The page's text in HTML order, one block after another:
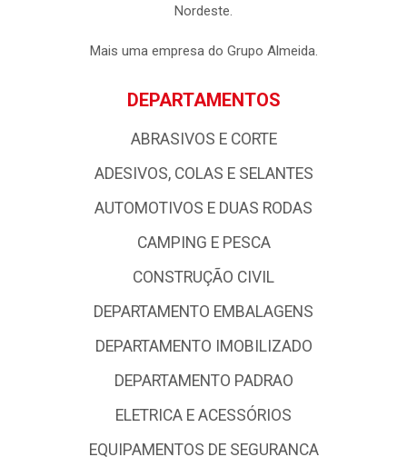
Nordeste.
Mais uma empresa do Grupo Almeida.
DEPARTAMENTOS
ABRASIVOS E CORTE
ADESIVOS, COLAS E SELANTES
AUTOMOTIVOS E DUAS RODAS
CAMPING E PESCA
CONSTRUÇÃO CIVIL
DEPARTAMENTO EMBALAGENS
DEPARTAMENTO IMOBILIZADO
DEPARTAMENTO PADRAO
ELETRICA E ACESSÓRIOS
EQUIPAMENTOS DE SEGURANCA